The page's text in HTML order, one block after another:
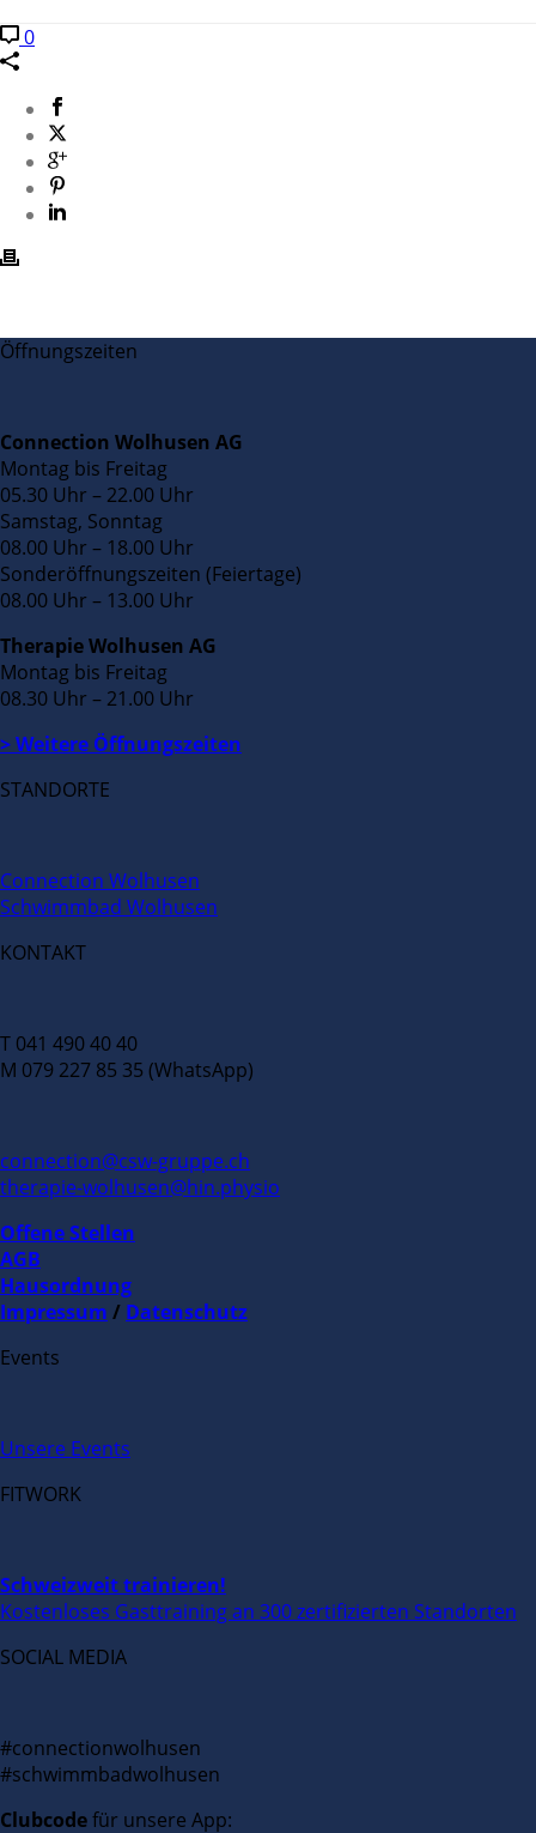
0
Öffnungszeiten
Connection Wolhusen AG
Montag bis Freitag
05.30 Uhr – 22.00 Uhr
Samstag, Sonntag
08.00 Uhr – 18.00 Uhr
Sonderöffnungszeiten (Feiertage)
08.00 Uhr – 13.00 Uhr
Therapie Wolhusen AG
Montag bis Freitag
08.30 Uhr – 21.00 Uhr
> Weitere Öffnungszeiten
STANDORTE
Connection Wolhusen
Schwimmbad Wolhusen
KONTAKT
T 041 490 40 40
M 079 227 85 35 (WhatsApp)
connection@csw-gruppe.ch
therapie-wolhusen@hin.physio
Offene Stellen
AGB
Hausordnung
Impressum / Datenschutz
Events
Unsere Events
FITWORK
Schweizweit trainieren!
Kostenloses Gasttraining an 300 zertifizierten Standorten
SOCIAL MEDIA
#connectionwolhusen
#schwimmbadwolhusen
Clubcodefür unsere App: